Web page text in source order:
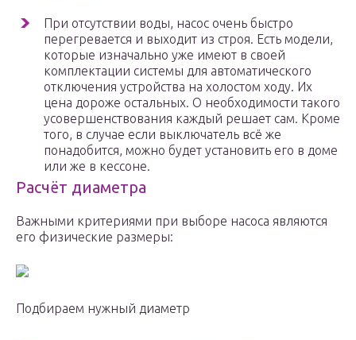
При отсутствии воды, насос очень быстро
перегревается и выходит из строя. Есть модели,
которые изначально уже имеют в своей
комплектации системы для автоматического
отключения устройства на холостом ходу. Их
цена дороже остальных. О необходимости такого
усовершенствования каждый решает сам. Кроме
того, в случае если выключатель всё же
понадобится, можно будет установить его в доме
или же в кессоне.
Расчёт диаметра
Важными критериями при выборе насоса являются
его физические размеры:
Подбираем нужный диаметр